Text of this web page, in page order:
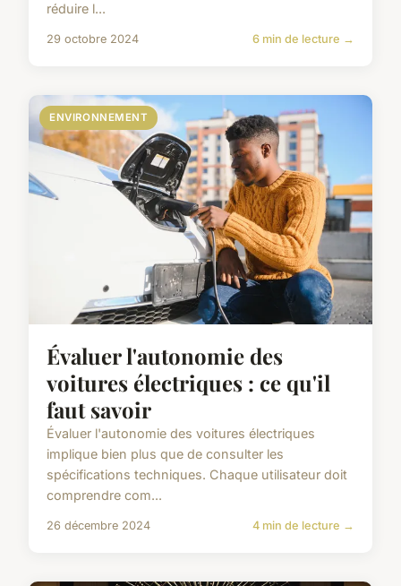
réduire l...
29 octobre 2024 6 min de lecture →
ENVIRONNEMENT
Évaluer l'autonomie des
voitures électriques : ce qu'il
faut savoir
Évaluer l'autonomie des voitures électriques
implique bien plus que de consulter les
spécifications techniques. Chaque utilisateur doit
comprendre com...
26 décembre 2024 4 min de lecture →